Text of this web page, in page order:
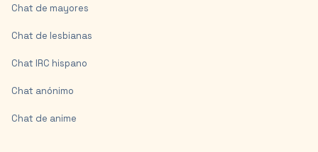
Chat de mayores
Chat de lesbianas
Chat IRC hispano
Chat anónimo
Chat de anime